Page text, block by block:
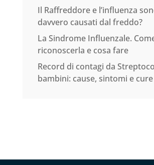
Il Raffreddore e l’influenza
davvero causati dal freddo?
La Sindrome Influenzale.
riconoscerla e cosa fare
Record di contagi da
bambini: cause, sintomi e cure